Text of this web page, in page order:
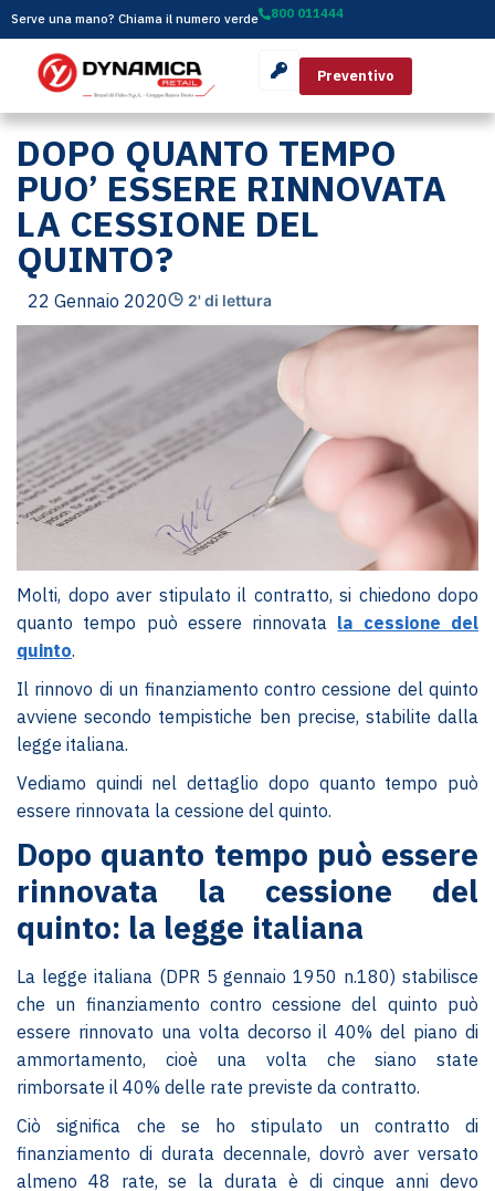
Serve una mano? Chiama il numero verde 800 011444
Preventivo
DOPO QUANTO TEMPO
PUO’ ESSERE RINNOVATA
LA CESSIONE DEL
QUINTO?
22 Gennaio 2020 2' di lettura
Molti, dopo aver stipulato il contratto, si chiedono dopo
quanto tempo può essere rinnovata la cessione del
quinto.
Il rinnovo di un finanziamento contro cessione del quinto
avviene secondo tempistiche ben precise, stabilite dalla
legge italiana.
Vediamo quindi nel dettaglio dopo quanto tempo può
essere rinnovata la cessione del quinto.
Dopo quanto tempo può essere
rinnovata la cessione del
quinto: la legge italiana
La legge italiana (DPR 5 gennaio 1950 n.180) stabilisce
che un finanziamento contro cessione del quinto può
essere rinnovato una volta decorso il 40% del piano di
ammortamento, cioè una volta che siano state
rimborsate il 40% delle rate previste da contratto.
Ciò significa che se ho stipulato un contratto di
finanziamento di durata decennale, dovrò aver versato
almeno 48 rate, se la durata è di cinque anni devo